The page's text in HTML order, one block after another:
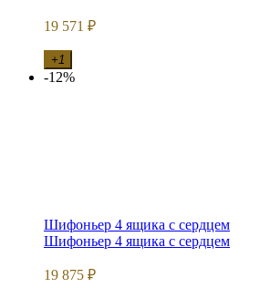
19 571 ₽
+1
-12%
Шифоньер 4 ящика с сердцем
Шифоньер 4 ящика с сердцем
19 875 ₽